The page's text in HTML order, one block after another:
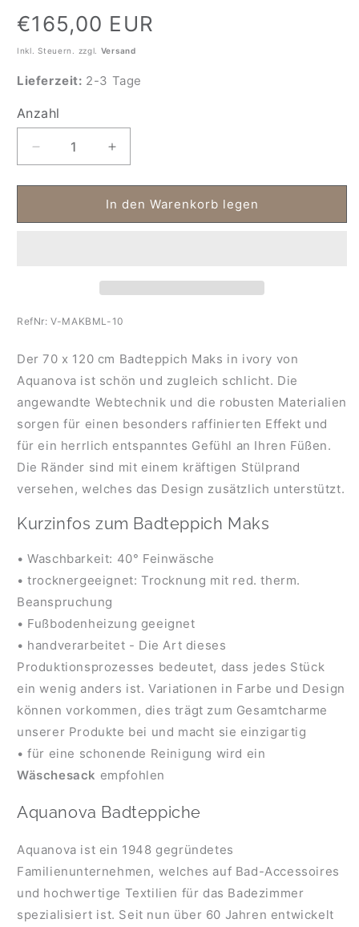
Normaler
Preis
€165,00 EUR
Inkl. Steuern. zzgl. Versand
Lieferzeit: 2-3 Tage
Anzahl
Anzahl
Verringere
die
Menge
Aquanova
cm-
Erhöhe
die
Menge
für
Aquanova
cm-
In den Warenkorb legen
RefNr:V-MAKBML-10
Der 70 x 120 cm Badteppich Maks in ivory von
Aquanova ist schön und zugleich schlicht. Die
angewandte Webtechnik und die robusten Materialien
sorgen für einen besonders raffinierten Effekt und
für ein herrlich entspanntes Gefühl an Ihren Füßen.
Die Ränder sind mit einem kräftigen Stülprand
versehen, welches das Design zusätzlich unterstützt.
Kurzinfos zum Badteppich Maks
• Waschbarkeit: 40° Feinwäsche
• trocknergeeignet: Trocknung mit red. therm.
Beanspruchung
• Fußbodenheizung geeignet
• handverarbeitet - Die Art dieses
Produktionsprozesses bedeutet, dass jedes Stück
ein wenig anders ist. Variationen in Farbe und Design
können vorkommen, dies trägt zum Gesamtcharme
unserer Produkte bei und macht sie einzigartig
• für eine schonende Reinigung wird ein
Wäschesack empfohlen
Aquanova Badteppiche
Aquanova ist ein 1948 gegründetes
Familienunternehmen, welches auf Bad-Accessoires
und hochwertige Textilien für das Badezimmer
spezialisiert ist. Seit nun über 60 Jahren entwickelt